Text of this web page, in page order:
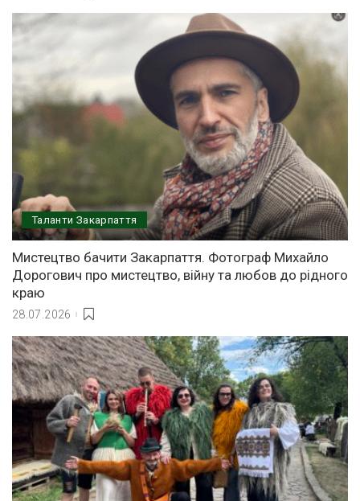
Таланти Закарпаття
Мистецтво бачити Закарпаття. Фотограф Михайло
Дорогович про мистецтво, війну та любов до рідного
краю
28.07.2026